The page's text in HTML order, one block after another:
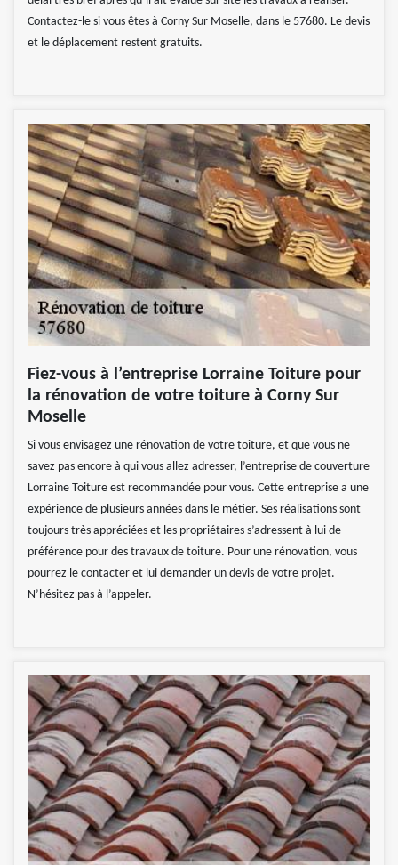
Contactez-le si vous êtes à Corny Sur Moselle, dans le 57680. Le devis
et le déplacement restent gratuits.
Fiez-vous à l’entreprise Lorraine Toiture pour
la rénovation de votre toiture à Corny Sur
Moselle
Si vous envisagez une rénovation de votre toiture, et que vous ne
savez pas encore à qui vous allez adresser, l’entreprise de couverture
Lorraine Toiture est recommandée pour vous. Cette entreprise a une
expérience de plusieurs années dans le métier. Ses réalisations sont
toujours très appréciées et les propriétaires s’adressent à lui de
préférence pour des travaux de toiture. Pour une rénovation, vous
pourrez le contacter et lui demander un devis de votre projet.
N’hésitez pas à l’appeler.